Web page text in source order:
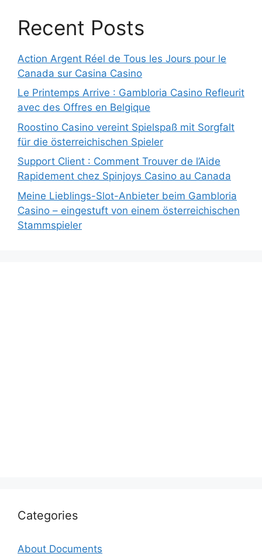
Recent Posts
Action Argent Réel de Tous les Jours pour le
Canada sur Casina Casino
Le Printemps Arrive : Gambloria Casino Refleurit
avec des Offres en Belgique
Roostino Casino vereint Spielspaß mit Sorgfalt
für die österreichischen Spieler
Support Client : Comment Trouver de l’Aide
Rapidement chez Spinjoys Casino au Canada
Meine Lieblings-Slot-Anbieter beim Gambloria
Casino – eingestuft von einem österreichischen
Stammspieler
Categories
About Documents